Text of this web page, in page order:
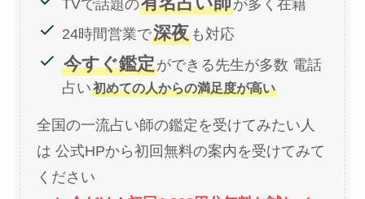
TVで話題の
が多く在籍
24時間営業で深夜 も対応
今すぐ鑑定ができる先生が多数 電話
占い初めての人からの満足度が高い
全国の一流占い師の鑑定を受けてみたい人
は 公式HPから初回無料の案内を受けてみて
ください